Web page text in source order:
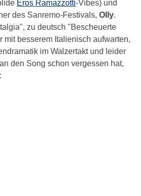
Eros Ramazzotti-Vibes) und
des Sanremo-Festivals, Olly.
zu deutsch "Bescheuerte
mit besserem Italienisch aufwarten,
im Walzertakt und leider
den Song schon vergessen hat,